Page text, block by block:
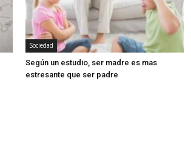
Sociedad
Según un estudio, ser madre es mas
estresante que ser padre